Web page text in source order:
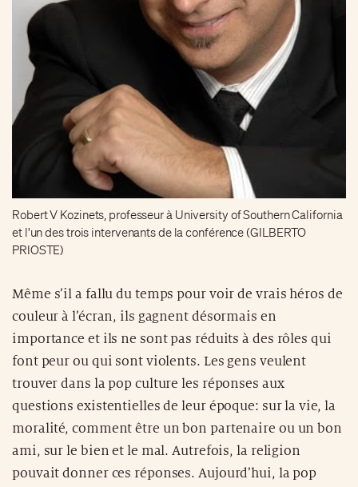
Robert V Kozinets, professeur à University of Southern California
et l'un des trois intervenants de la conférence (GILBERTO
PRIOSTE)
Même s’il a fallu du temps pour voir de vrais héros de
couleur à l’écran, ils gagnent désormais en
importance et ils ne sont pas réduits à des rôles qui
font peur ou qui sont violents. Les gens veulent
trouver dans la pop culture les réponses aux
questions existentielles de leur époque: sur la vie, la
moralité, comment être un bon partenaire ou un bon
ami, sur le bien et le mal. Autrefois, la religion
pouvait donner ces réponses. Aujourd’hui, la pop